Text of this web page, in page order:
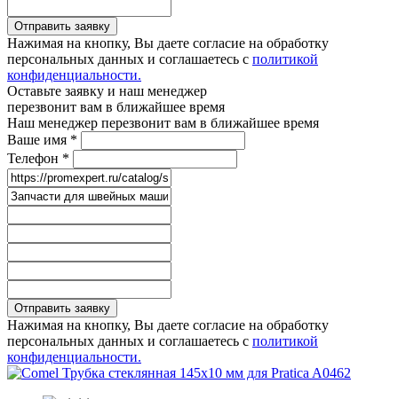
Отправить заявку
Нажимая на кнопку, Вы даете согласие на обработку
персональных данных и соглашаетесь с политикой
конфиденциальности.
Оставьте заявку и наш менеджер
перезвонит вам в ближайшее время
Наш менеджер перезвонит вам в ближайшее время
Ваше имя *
Телефон *
Отправить заявку
Нажимая на кнопку, Вы даете согласие на обработку
персональных данных и соглашаетесь с политикой
конфиденциальности.